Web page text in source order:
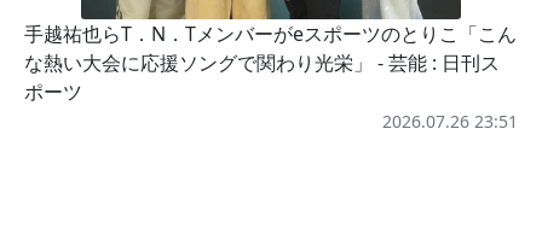
手越祐也らT．N．Tメンバーがeスポーツのとりこ「こん
な熱い大会に応援ソングで関わり光栄」 - 芸能 : 日刊ス
ポーツ
2026.07.26 23:51